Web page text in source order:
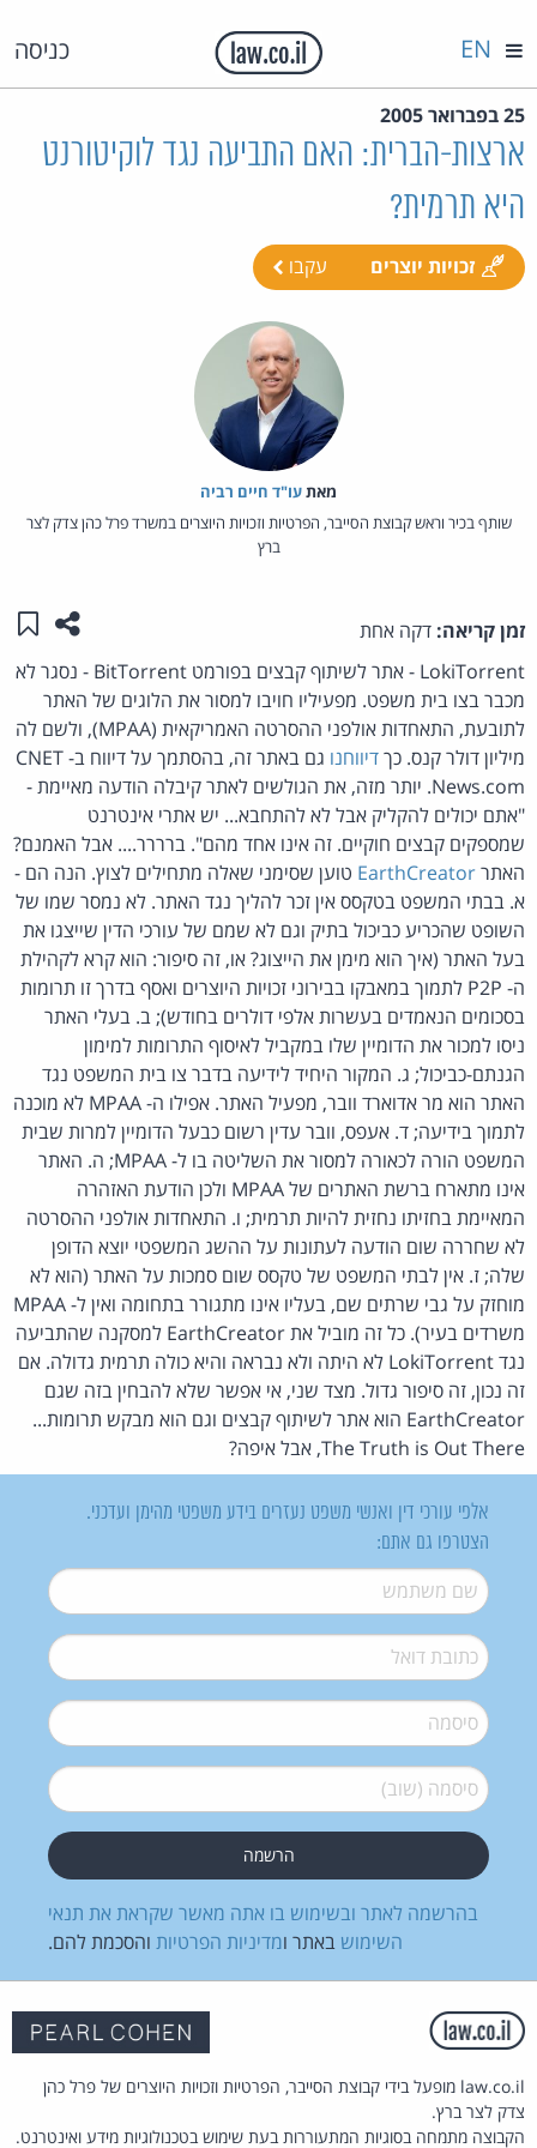
כניסה EN
25 בפברואר 2005
ארצות-הברית: האם התביעה נגד לוקיטורנט
היא תרמית?
זכויות יוצרים עקבו
מאת‏עו"ד חיים רביה
שותף בכיר וראש קבוצת הסייבר, הפרטיות וזכויות היוצרים במשרד פרל כהן צדק לצר
ברץ
זמן קריאה: דקה אחת שתפו
LokiTorrent - אתר לשיתוף קבצים בפורמט BitTorrent - נסגר לא
מכבר בצו בית משפט. מפעיליו חויבו למסור את הלוגים של האתר
לתובעת, התאחדות אולפני ההסרטה האמריקאית (MPAA), ולשם לה
מיליון דולר קנס. כךדיווחנו
גם באתר זה, בהסתמך על דיווח ב- CNET
News.com. יותר מזה, את הגולשים לאתר קיבלה הודעה מאיימת -
"אתם יכולים להקליק אבל לא להתחבא... יש אתרי אינטרנט
שמספקים קבצים חוקיים. זה אינו אחד מהם". ברררר.... אבל האמנם?
האתרEarthCreator טוען שסימני שאלה מתחילים לצוץ. הנה הם -
א. בבתי המשפט בטקסס אין זכר להליך נגד האתר. לא נמסר שמו של
השופט שהכריע כביכול בתיק וגם לא שמם של עורכי הדין שייצגו את
בעל האתר (איך הוא מימן את הייצוג? או, זה סיפור: הוא קרא לקהילת
ה- P2P לתמוך במאבקו בבירוני זכויות היוצרים ואסף בדרך זו תרומות
בסכומים הנאמדים בעשרות אלפי דולרים בחודש); ב. בעלי האתר
ניסו למכור את הדומיין שלו במקביל לאיסוף התרומות למימון
הגנתם-כביכול; ג. המקור היחיד לידיעה בדבר צו בית המשפט נגד
האתר הוא מר אדוארד וובר, מפעיל האתר. אפילו ה- MPAA לא מוכנה
לתמוך בידיעה; ד. אעפס, וובר עדין רשום כבעל הדומיין למרות שבית
המשפט הורה לכאורה למסור את השליטה בו ל- MPAA; ה. האתר
אינו מתארח ברשת האתרים של MPAA ולכן הודעת האזהרה
המאיימת בחזיתו נחזית להיות תרמית; ו. התאחדות אולפני ההסרטה
לא שחררה שום הודעה לעתונות על ההשג המשפטי יוצא הדופן
שלה; ז. אין לבתי המשפט של טקסס שום סמכות על האתר (הוא לא
מוחזק על גבי שרתים שם, בעליו אינו מתגורר בתחומה ואין ל- MPAA
משרדים בעיר). כל זה מוביל את EarthCreator למסקנה שהתביעה
נגד LokiTorrent לא היתה ולא נבראה והיא כולה תרמית גדולה. אם
זה נכון, זה סיפור גדול. מצד שני, אי אפשר שלא להבחין בזה שגם
EarthCreator הוא אתר לשיתוף קבצים וגם הוא מבקש תרומות...
The Truth is Out There, אבל איפה?
אלפי עורכי דין ואנשי משפט נעזרים בידע משפטי מהימן ועדכני.
הצטרפו גם אתם:
שם משתמש*
דואל*
סיסמה*
סיסמה (שוב)*
בהרשמה לאתר ובשימוש בו אתה מאשר שקראת את תנאי
השימוש באתר ומדיניות הפרטיות והסכמת להם.
law.co.il מופעל בידי קבוצת הסייבר, הפרטיות וזכויות היוצרים של פרל כהן
צדק לצר ברץ.
הקבוצה מתמחה בסוגיות המתעוררות בעת שימוש בטכנולוגיות מידע ואינטרנט.